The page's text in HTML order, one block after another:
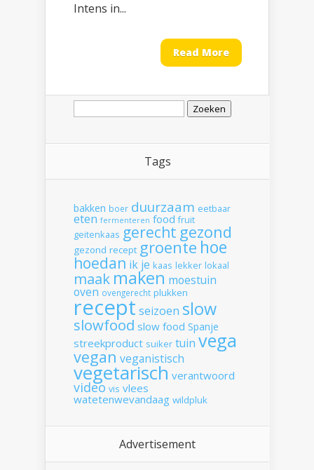
Intens in...
Read More
Zoeken
Tags
bakken boer duurzaam eetbaar
eten fermenteren food fruit
geitenkaas gerecht gezond
gezond recept groente hoe
hoedan ik je kaas lekker lokaal
maak maken moestuin
oven ovengerecht plukken
recept seizoen slow
slowfood slow food Spanje
streekproduct suiker tuin vega
vegan veganistisch
vegetarisch verantwoord
video vis vlees
watetenwevandaag wildpluk
Advertisement